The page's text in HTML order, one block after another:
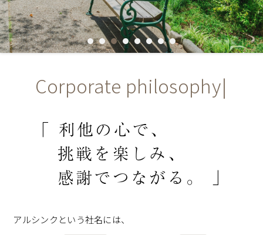
Corporate philosophy|
利 他 の 心 で 、
挑 戦 を 楽 し み 、
感 謝 で つ な が る 。
アルシンクという社名には、